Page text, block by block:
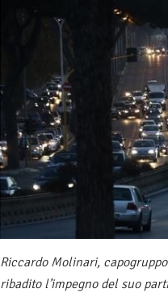
Riccardo Molinari,
ribadito l’impegno del suo